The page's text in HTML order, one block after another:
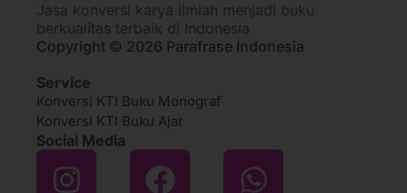
Jasa konversi karya ilmiah menjadi buku
berkualitas terbaik di Indonesia
Copyright © 2026 Parafrase Indonesia
Service
Konversi KTI Buku Monograf
Konversi KTI Buku Ajar
Social Media